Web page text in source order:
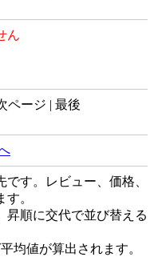
ん
ページ | 最後
す。レビュー、価格、
。
昇順に交代で並び替える
均値が算出されます。